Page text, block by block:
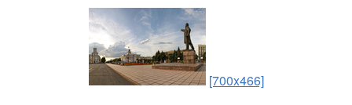
[700x466]